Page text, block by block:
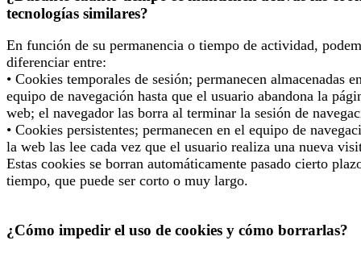
tecnologías similares?
En función de su permanencia o tiempo de actividad,
diferenciar entre:
• Cookies temporales de sesión; permanecen almacenadas
equipo de navegación hasta que el usuario abandona la
web; el navegador las borra al terminar la sesión de
• Cookies persistentes; permanecen en el equipo de
la web las lee cada vez que el usuario realiza una nueva
Estas cookies se borran automáticamente pasado cierto
tiempo, que puede ser corto o muy largo.
¿Cómo impedir el uso de cookies y cómo borrarlas?